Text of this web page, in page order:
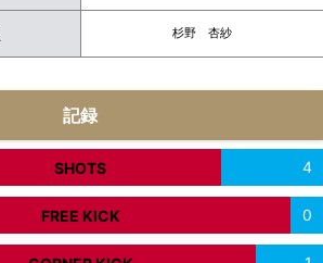
杉野 杏紗
記録
SHOTS 4
FREE KICK 0